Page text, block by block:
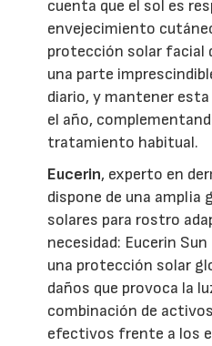
cuenta que el sol es
envejecimiento
protección solar facial
una parte
diario, y mantener
el año,
tratamiento habitual.
Eucerin, experto en
dispone de una amplia
solares para rostro
necesidad: Eucerin
una protección solar
daños que provoca la
combinación de
efectivos frente a los